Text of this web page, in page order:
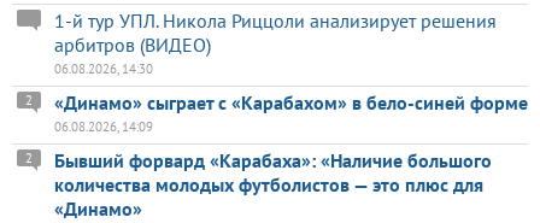
1-й тур УПЛ. Никола Риццоли анализирует решения
арбитров (ВИДЕО)
06.08.2026, 14:30
«Динамо» сыграет с «Карабахом» в бело-синей форме
2
06.08.2026, 14:09
Бывший форвард «Карабаха»: «Наличие большого
количества молодых футболистов — это плюс для
«Динамо»
2